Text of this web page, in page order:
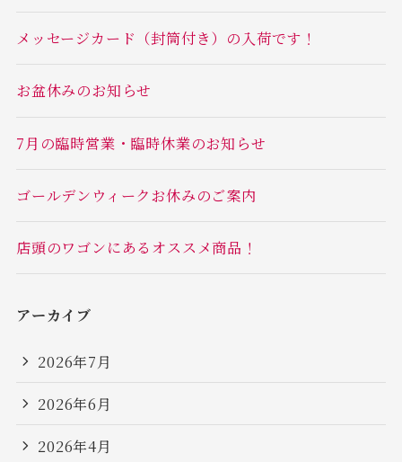
メッセージカード（封筒付き）の入荷です！
お盆休みのお知らせ
7月の臨時営業・臨時休業のお知らせ
ゴールデンウィークお休みのご案内
店頭のワゴンにあるオススメ商品！
アーカイブ
2026年7月
2026年6月
2026年4月